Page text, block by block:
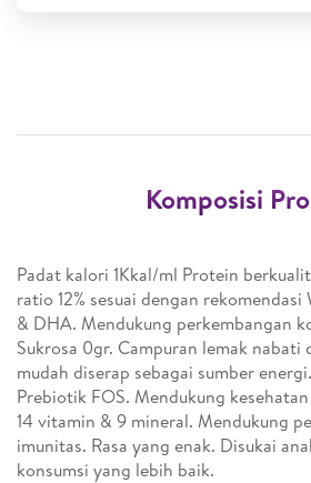
Komposisi
Padat kalori 1Kkal/ml Protein
ratio 12% sesuai dengan
& DHA. Mendukung perkembangan
Sukrosa 0gr. Campuran lemak nabati
mudah diserap sebagai sumber
Prebiotik FOS. Mendukung
14 vitamin & 9 mineral. Mendukung
imunitas. Rasa yang enak. Disukai
konsumsi yang lebih baik.